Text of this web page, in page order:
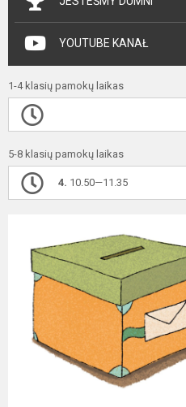
YOUTUBE KANAŁ
1-4 klasių pamokų laikas
5-8 klasių pamokų laikas
4. 10.50—11.35